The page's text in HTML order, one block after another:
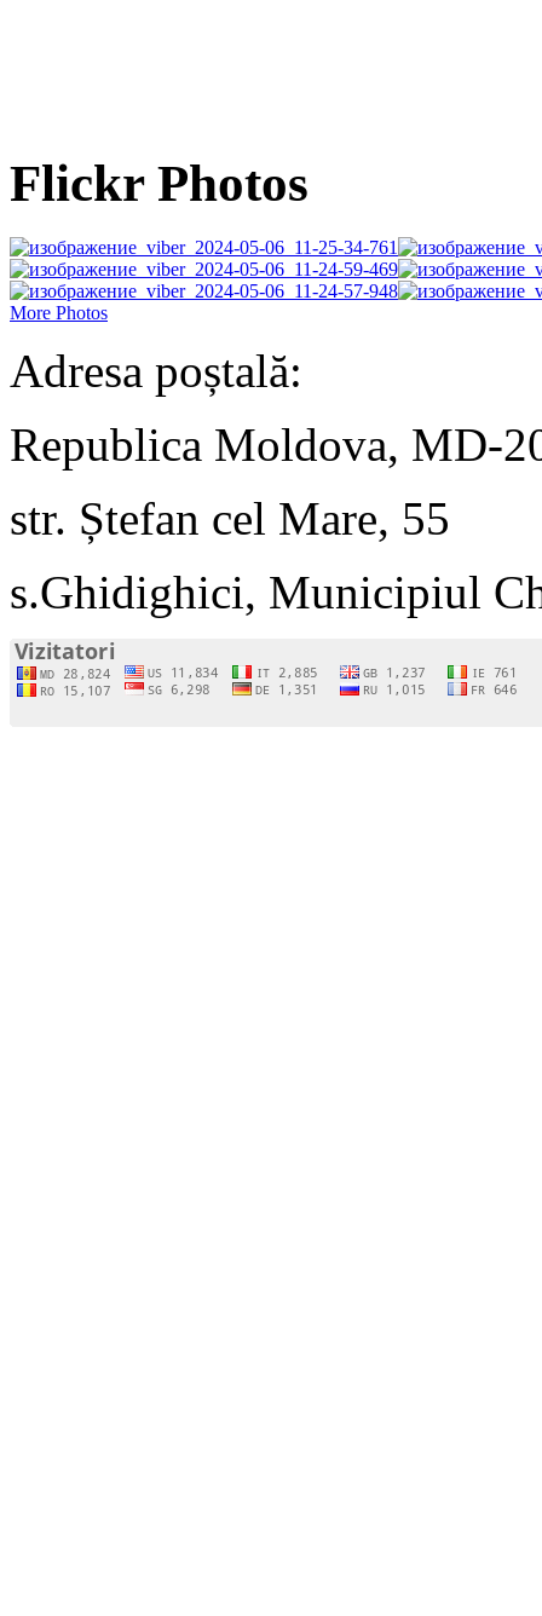
Flickr Photos
More Photos
Adresa poștală:
Republica Moldova, MD-
str. Ștefan cel Mare, 55
s.Ghidighici, Municipiul